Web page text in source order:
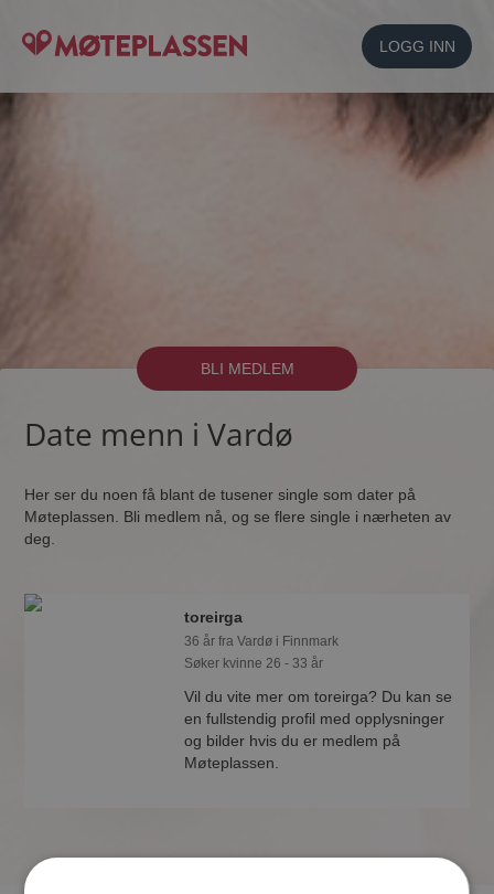
LOGG INN
BLI MEDLEM
Date menn i Vardø
Her ser du noen få blant de tusener single som dater på
Møteplassen. Bli medlem nå, og se flere single i nærheten av
deg.
toreirga
36 år fra Vardø i Finnmark
Søker kvinne 26 - 33 år
Vil du vite mer om toreirga? Du kan se
en fullstendig profil med opplysninger
og bilder hvis du er medlem på
Møteplassen.